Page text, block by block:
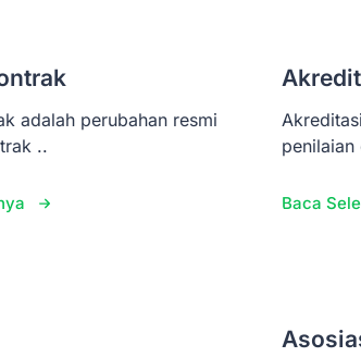
adalah perubahan resmi
..
penilaian
Baca